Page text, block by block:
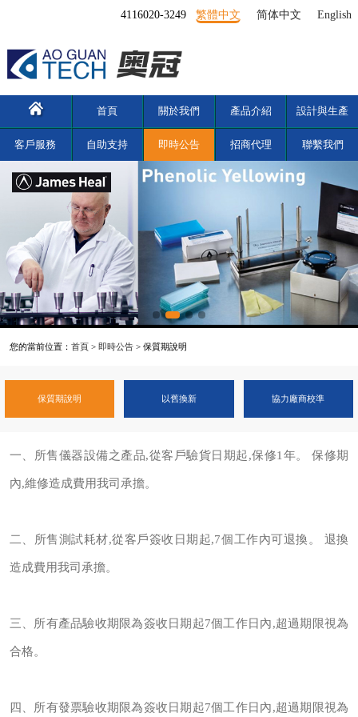
4116020-3249 繁體中文 简体中文 English
首頁 關於我們 產品介紹 設計與生產
客戶服務 自助支持 即時公告 招商代理 聯繫我們
您的當前位置： 首頁> 即時公告> 保質期說明
保質期說明 以舊換新 協力廠商校準
一、所售儀器設備之產品,從客戶驗貨日期起,保修1年。 保修期
內,維修造成費用我司承擔。
二、所售測試耗材,從客戶簽收日期起,7個工作內可退換。 退換
造成費用我司承擔。
三、所有產品驗收期限為簽收日期起7個工作日內,超過期限視為
合格。
四、所有發票驗收期限為簽收日期起7個工作日內,超過期限視為